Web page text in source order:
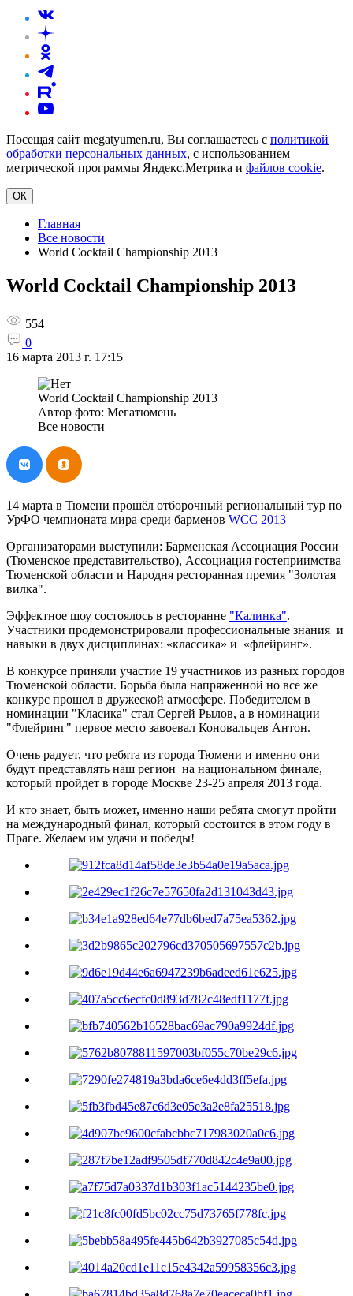
Посещая сайт megatyumen.ru, Вы соглашаетесь с политикой
обработки персональных данных, с использованием
метрической программы Яндекс.Метрика и файлов cookie.
ОК
Главная
Все новости
World Cocktail Championship 2013
World Cocktail Championship 2013
554
0
16 марта 2013 г. 17:15
World Cocktail Championship 2013
Автор фото: Мегатюмень
Все новости
14 марта в Тюмени прошёл отборочный региональный тур по
УрФО чемпионата мира среди барменов WCC 2013
Организаторами выступили: Барменская Ассоциация России
(Тюменское представительство), Ассоциация гостеприимства
Тюменской области и Народня ресторанная премия "Золотая
вилка".
Эффектное шоу состоялось в ресторанне "Калинка".
Участники продемонстрировали профессиональные знания и
навыки в двух дисциплинах: «классика» и «флейринг».
В конкурсе приняли участие 19 участников из разных городов
Тюменской области. Борьба была напряженной но все же
конкурс прошел в дружеской атмосфере. Победителем в
номинации "Класика" стал Сергей Рылов, а в номинации
"Флейринг" первое место завоевал Коновальцев Антон.
Очень радует, что ребята из города Тюмени и именно они
будут представлять наш регион на национальном финале,
который пройдет в городе Москве 23-25 апреля 2013 года.
И кто знает, быть может, именно наши ребята смогут пройти
на международный финал, который состоится в этом году в
Праге. Желаем им удачи и победы!